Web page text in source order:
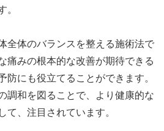
。
全体のバランスを整える施術法で
痛みの根本的な改善が期待できる
防にも役立てることができます。
調和を図ることで、より健康的な
て、注目されています。